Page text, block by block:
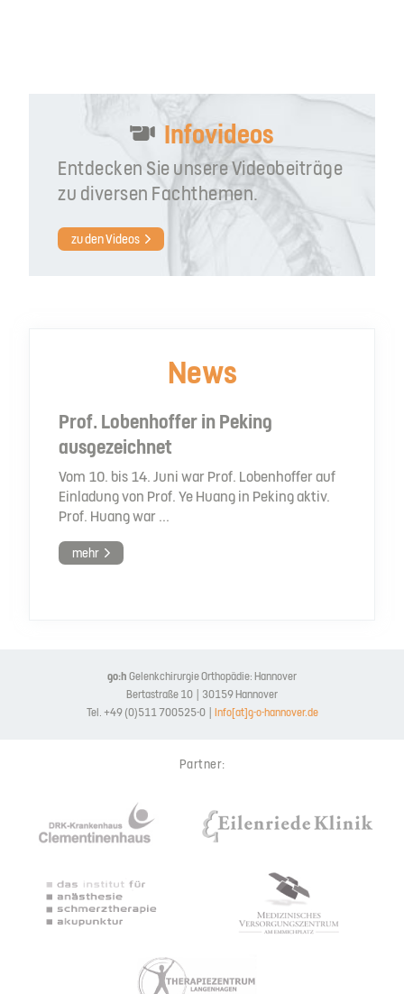
Infovideos
Entdecken Sie unsere Videobeiträge
zu diversen Fachthemen.
zu den Videos
News
Prof. Lobenhoffer in Peking
ausgezeichnet
Vom 10. bis 14. Juni war Prof. Lobenhoffer auf
Einladung von Prof. Ye Huang in Peking aktiv.
Prof. Huang war ...
mehr
go:h Gelenkchirurgie Orthopädie: Hannover
Bertastraße 10 | 30159 Hannover
Tel. +49 (0)511 700525-0 | Info[at]g-o-hannover.de
Partner: